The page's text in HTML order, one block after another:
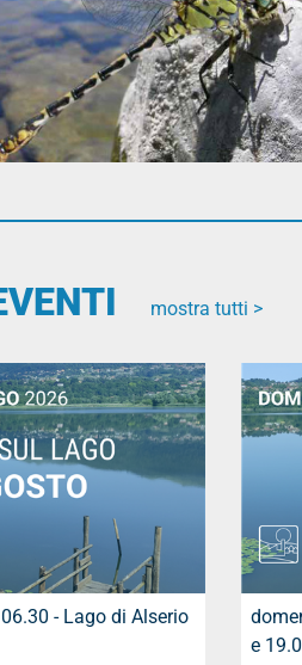
mostra tutti >
- Lago di Alserio
e